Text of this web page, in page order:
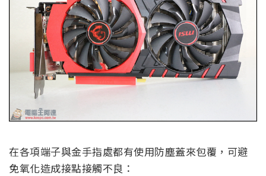
在各項端子與金手指處都有使用防塵蓋來包覆，可避
免氧化造成接點接觸不良：